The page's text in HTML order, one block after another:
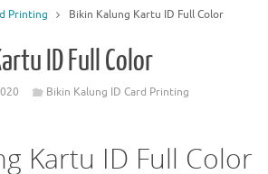
Printing Bikin Kalung Kartu ID Full Color
ID Full Color
Bikin Kalung ID Card Printing
Kartu ID Full Color